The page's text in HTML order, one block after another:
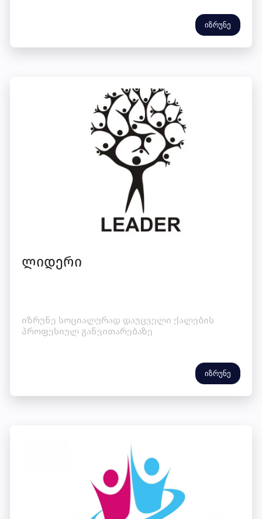
იზრუნე
ლიდერი
იზრუნე სოციალურად დაუცველი ქალების
პროფესიულ განვითარებაზე
იზრუნე